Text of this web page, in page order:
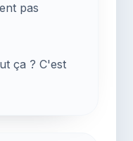
pas
ça ? C'est